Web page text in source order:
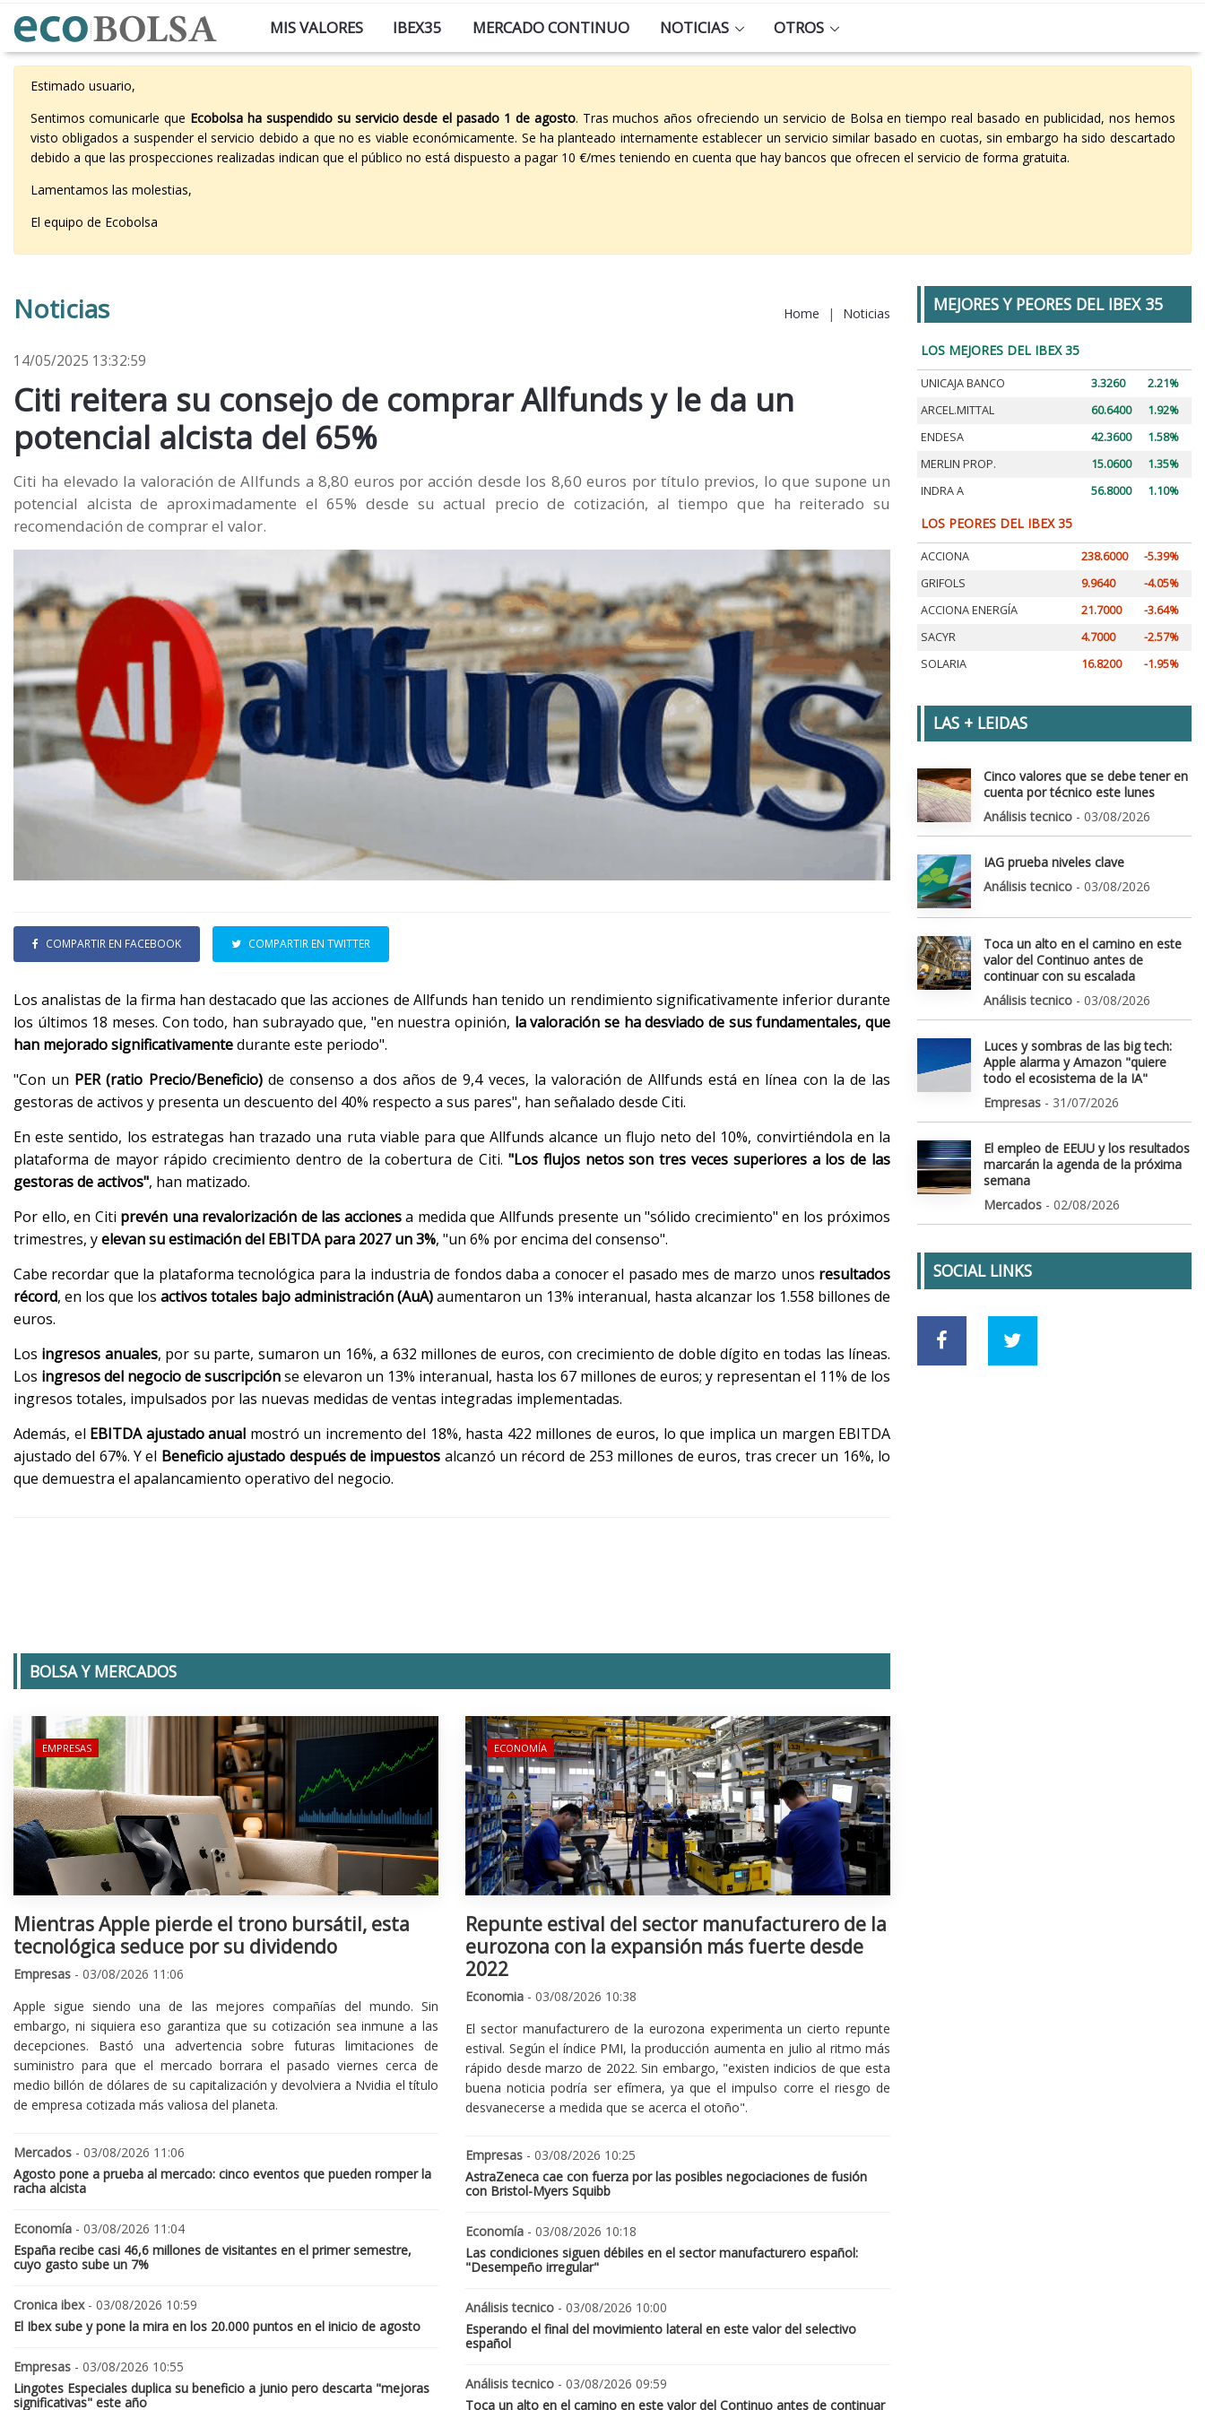
MIS VALORES IBEX35 MERCADO CONTINUO NOTICIAS OTROS
Estimado usuario,
Sentimos comunicarle que Ecobolsa ha suspendido su servicio desde el pasado 1 de agosto. Tras muchos años ofreciendo un servicio de Bolsa en tiempo real basado en publicidad, nos hemos
visto obligados a suspender el servicio debido a que no es viable económicamente. Se ha planteado internamente establecer un servicio similar basado en cuotas, sin embargo ha sido descartado
debido a que las prospecciones realizadas indican que el público no está dispuesto a pagar 10 €/mes teniendo en cuenta que hay bancos que ofrecen el servicio de forma gratuita.
Lamentamos las molestias,
El equipo de Ecobolsa
Noticias Home | Noticias
14/05/2025 13:32:59
Citi reitera su consejo de comprar Allfunds y le da un
potencial alcista del 65%
Citi ha elevado la valoración de Allfunds a 8,80 euros por acción desde los 8,60 euros por título previos, lo que supone un
potencial alcista de aproximadamente el 65% desde su actual precio de cotización, al tiempo que ha reiterado su
recomendación de comprar el valor.
COMPARTIR EN FACEBOOK COMPARTIR EN TWITTER
Los analistas de la firma han destacado que las acciones de Allfunds han tenido un rendimiento significativamente inferior durante
los últimos 18 meses. Con todo, han subrayado que, "en nuestra opinión, la valoración se ha desviado de sus fundamentales, que
han mejorado significativamentedurante este periodo".
"Con un PER (ratio Precio/Beneficio)de consenso a dos años de 9,4 veces, la valoración de Allfunds está en línea con la de las
gestoras de activos y presenta un descuento del 40% respecto a sus pares", han señalado desde Citi.
En este sentido, los estrategas han trazado una ruta viable para que Allfunds alcance un flujo neto del 10%, convirtiéndola en la
plataforma de mayor rápido crecimiento dentro de la cobertura de Citi. "Los flujos netos son tres veces superiores a los de las
gestoras de activos", han matizado.
Por ello, en Citi prevén una revalorización de las accionesa medida que Allfunds presente un "sólido crecimiento" en los próximos
trimestres, yelevan su estimación del EBITDA para 2027 un 3%, "un 6% por encima del consenso".
Cabe recordar que la plataforma tecnológica para la industria de fondos daba a conocer el pasado mes de marzo unos resultados
récord, en los que los activos totales bajo administración (AuA)aumentaron un 13% interanual, hasta alcanzar los 1.558 billones de
euros.
Los ingresos anuales, por su parte, sumaron un 16%, a 632 millones de euros, con crecimiento de doble dígito en todas las líneas.
Los ingresos del negocio de suscripciónse elevaron un 13% interanual, hasta los 67 millones de euros; y representan el 11% de los
ingresos totales, impulsados ​​por las nuevas medidas de ventas integradas implementadas.
Además, el EBITDA ajustado anual mostró un incremento del 18%, hasta 422 millones de euros, lo que implica un margen EBITDA
ajustado del 67%. Y el Beneficio ajustado después de impuestos alcanzó un récord de 253 millones de euros, tras crecer un 16%, lo
que demuestra el apalancamiento operativo del negocio.
BOLSA Y MERCADOS
EMPRESAS
Mientras Apple pierde el trono bursátil, esta
tecnológica seduce por su dividendo
Empresas - 03/08/2026 11:06
Apple sigue siendo una de las mejores compañías del mundo. Sin
embargo, ni siquiera eso garantiza que su cotización sea inmune a las
decepciones. Bastó una advertencia sobre futuras limitaciones de
suministro para que el mercado borrara el pasado viernes cerca de
medio billón de dólares de su capitalización y devolviera a Nvidia el título
de empresa cotizada más valiosa del planeta.
Mercados - 03/08/2026 11:06
Agosto pone a prueba al mercado: cinco eventos que pueden romper la
racha alcista
Economía - 03/08/2026 11:04
España recibe casi 46,6 millones de visitantes en el primer semestre,
cuyo gasto sube un 7%
Cronica ibex- 03/08/2026 10:59
El Ibex sube y pone la mira en los 20.000 puntos en el inicio de agosto
Empresas - 03/08/2026 10:55
Lingotes Especiales duplica su beneficio a junio pero descarta "mejoras
significativas" este año
ECONOMÍA
Repunte estival del sector manufacturero de la
eurozona con la expansión más fuerte desde
2022
Economia - 03/08/2026 10:38
El sector manufacturero de la eurozona experimenta un cierto repunte
estival. Según el índice PMI, la producción aumenta en julio al ritmo más
rápido desde marzo de 2022. Sin embargo, "existen indicios de que esta
buena noticia podría ser efímera, ya que el impulso corre el riesgo de
desvanecerse a medida que se acerca el otoño".
Empresas - 03/08/2026 10:25
AstraZeneca cae con fuerza por las posibles negociaciones de fusión
con Bristol-Myers Squibb
Economía - 03/08/2026 10:18
Las condiciones siguen débiles en el sector manufacturero español:
"Desempeño irregular"
Análisis tecnico - 03/08/2026 10:00
Esperando el final del movimiento lateral en este valor del selectivo
español
Análisis tecnico - 03/08/2026 09:59
Toca un alto en el camino en este valor del Continuo antes de continuar
MEJORES Y PEORES DEL IBEX 35
LOS MEJORES DEL IBEX 35
UNICAJA BANCO 3.3260
2.21%
ARCEL.MITTAL
60.6400
1.92%
ENDESA
42.3600
1.58%
MERLIN PROP.
15.0600
1.35%
INDRA A
56.8000 1.10%
LOS PEORES DEL IBEX 35
ACCIONA 238.6000
-5.39%
GRIFOLS
9.9640
-4.05%
ACCIONA ENERGÍA
21.7000
-3.64%
SACYR
4.7000
-2.57%
SOLARIA
16.8200 -1.95%
LAS + LEIDAS
Cinco valores que se debe tener en
cuenta por técnico este lunes
Análisis tecnico - 03/08/2026
IAG prueba niveles clave
Análisis tecnico - 03/08/2026
Toca un alto en el camino en este
valor del Continuo antes de
continuar con su escalada
Análisis tecnico - 03/08/2026
Luces y sombras de las big tech:
Apple alarma y Amazon "quiere
todo el ecosistema de la IA"
Empresas - 31/07/2026
El empleo de EEUU y los resultados
marcarán la agenda de la próxima
semana
Mercados - 02/08/2026
SOCIAL LINKS